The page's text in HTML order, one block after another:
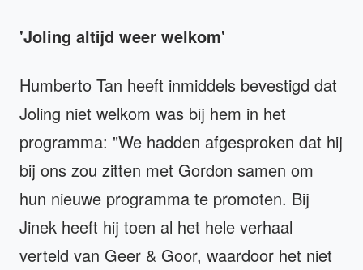
'Joling altijd weer welkom'
Humberto Tan heeft inmiddels bevestigd dat
Joling niet welkom was bij hem in het
programma: "We hadden afgesproken dat hij
bij ons zou zitten met Gordon samen om
hun nieuwe programma te promoten. Bij
Jinek heeft hij toen al het hele verhaal
verteld van Geer & Goor, waardoor het niet